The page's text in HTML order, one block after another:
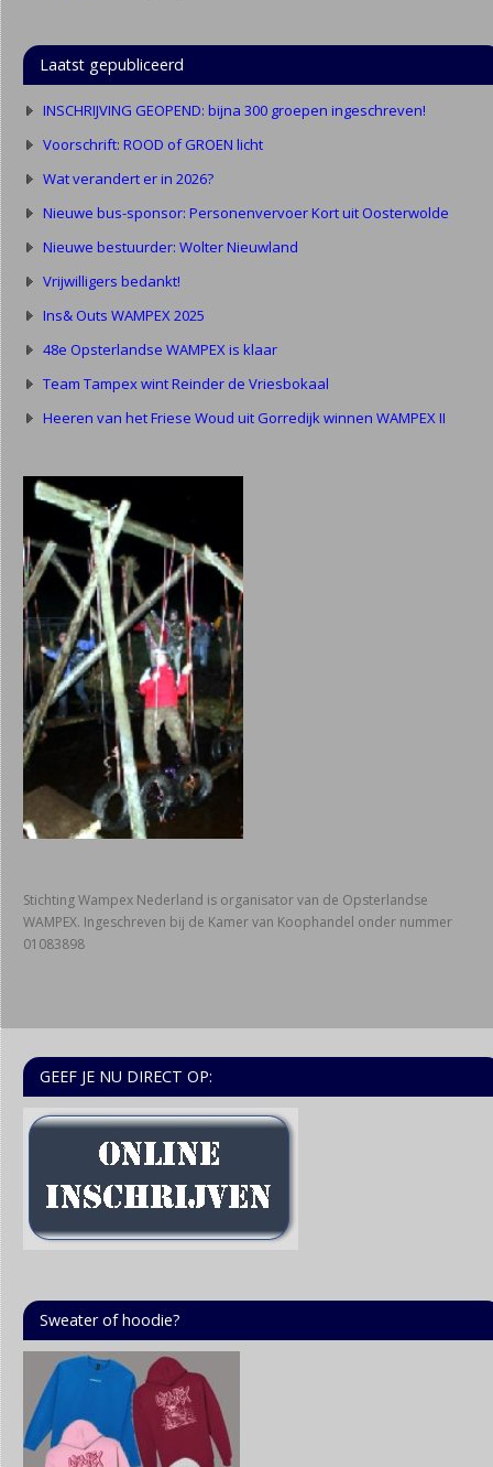
Laatst gepubliceerd
INSCHRIJVING GEOPEND: bijna 300 groepen ingeschreven!
Voorschrift: ROOD of GROEN licht
Wat verandert er in 2026?
Nieuwe bus-sponsor: Personenvervoer Kort uit Oosterwolde
Nieuwe bestuurder: Wolter Nieuwland
Vrijwilligers bedankt!
Ins& Outs WAMPEX 2025
48e Opsterlandse WAMPEX is klaar
Team Tampex wint Reinder de Vriesbokaal
Heeren van het Friese Woud uit Gorredijk winnen WAMPEX II
Stichting Wampex Nederland is organisator van de Opsterlandse
WAMPEX. Ingeschreven bij de Kamer van Koophandel onder nummer
01083898
GEEF JE NU DIRECT OP:
Sweater of hoodie?